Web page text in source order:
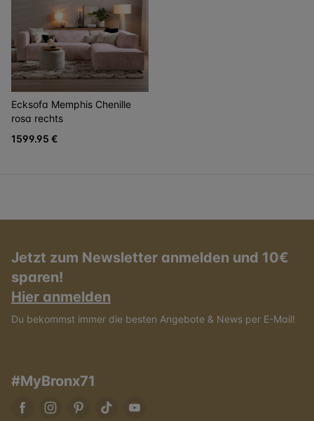
Ecksofa Memphis Chenille
rosa rechts
1599.95 €
Jetzt zum Newsletter anmelden und 10€
sparen!
Hier anmelden
Du bekommst immer die besten Angebote & News per E-Mail!
#MyBronx71